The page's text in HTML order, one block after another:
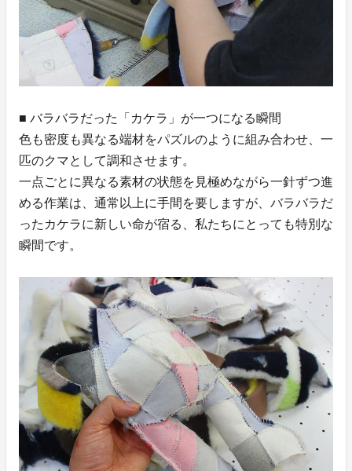
■ バラバラだった「カケラ」が一つになる瞬間
色も密度も異なる端材をパズルのように組み合わせ、一
匹のクマとして調和させます。
一点ごとに異なる素材の状態を見極めながら一針ずつ進
める作業は、通常以上に手間を要しますが、バラバラだ
ったカケラに新しい命が宿る、私たちにとっても特別な
瞬間です。